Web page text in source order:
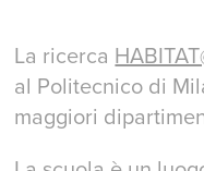
La ricerca
al Politecnico di
maggiori